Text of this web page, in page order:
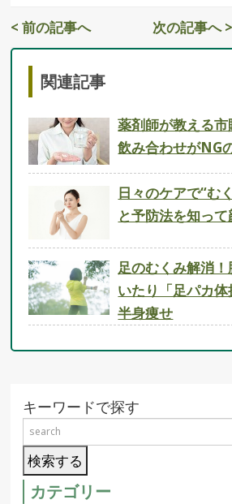
< 前の記事へ
次の記事へ >
関連記事
薬剤師が教える市
飲み合わせがNG
日々のケアで“む
と予防法を知って
足のむくみ解消
いたり「足パカ
半身痩せ
キーワードで探す
カテゴリー